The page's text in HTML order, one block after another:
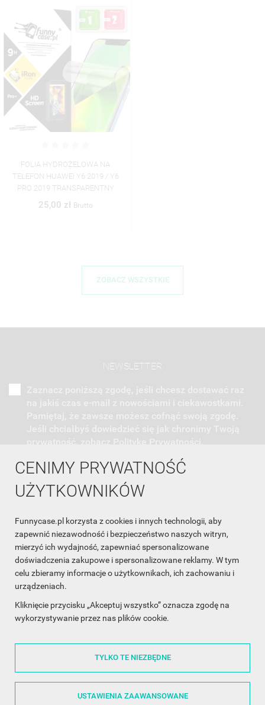
CENIMY PRYWATNOŚĆ
UŻYTKOWNIKÓW
Funnycase.pl korzysta z cookies i innych technologii, aby
zapewnić niezawodność i bezpieczeństwo naszych witryn,
mierzyć ich wydajność, zapewniać spersonalizowane
doświadczenia zakupowe i spersonalizowane reklamy. W tym
celu zbieramy informacje o użytkownikach, ich zachowaniu i
urządzeniach.
Kliknięcie przycisku „Akceptuj wszystko” oznacza zgodę na
wykorzystywanie przez nas plików cookie.
TYLKO TE NIEZBĘDNE
USTAWIENIA ZAAWANSOWANE
FOLIA HYDROŻELOWA NA
TELEFON HUAWEI Y6 2019 / Y6
PRO 2019 TRANSPARENTNY
25,00 zł Brutto
ZOBACZ WSZYSTKIE
NEWSLETTER
INFORMACJA O SKLEPIE
INFORMACJE
OBSŁUGA KLIENTA
WSPÓŁPRACA
ŚLEDŹ NAS NA FACEBOOKU
Made with❤in Poland